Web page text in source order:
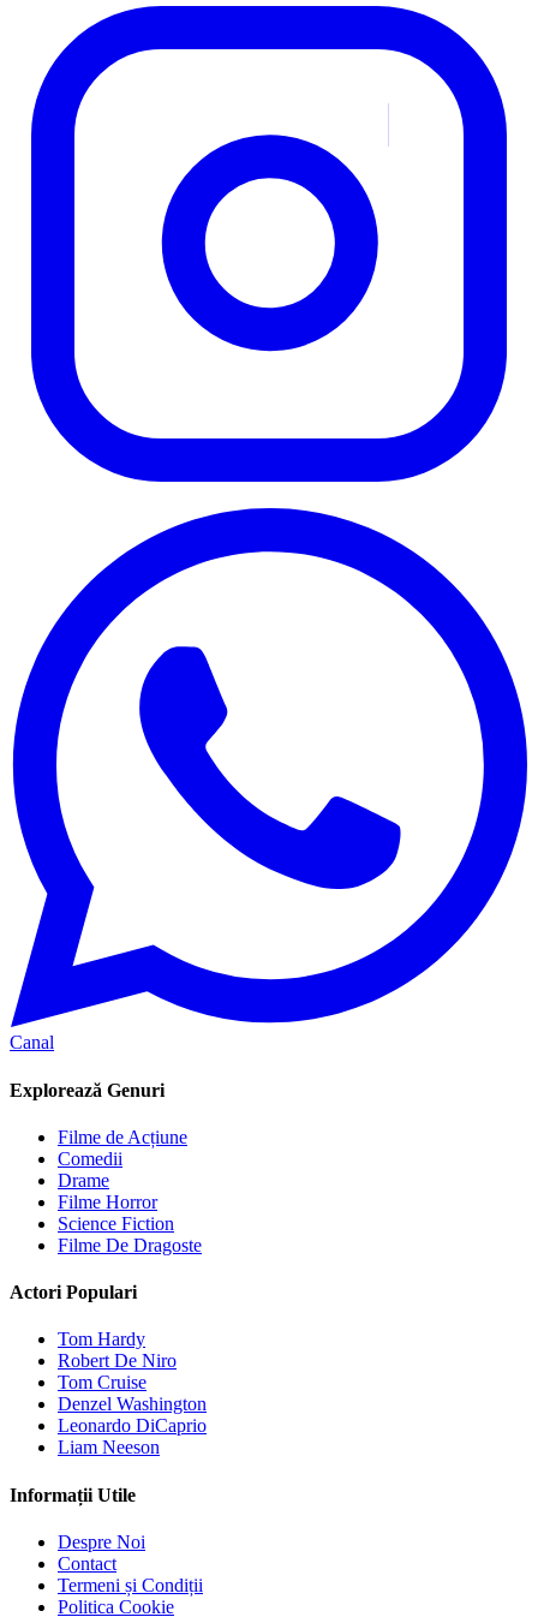
Canal
Explorează Genuri
Filme de Acțiune
Comedii
Drame
Filme Horror
Science Fiction
Filme De Dragoste
Actori Populari
Tom Hardy
Robert De Niro
Tom Cruise
Denzel Washington
Leonardo DiCaprio
Liam Neeson
Informații Utile
Despre Noi
Contact
Termeni și Condiții
Politica Cookie